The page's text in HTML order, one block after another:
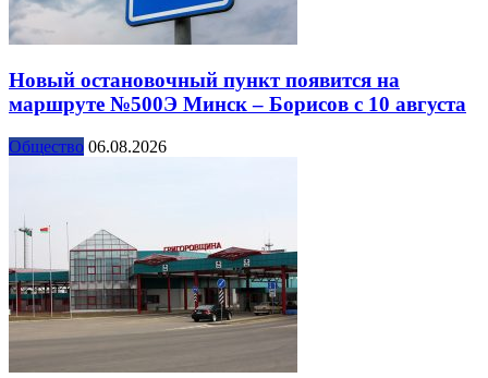
Новый остановочный пункт появится на
маршруте №500Э Минск – Борисов с 10 августа
Общество 06.08.2026